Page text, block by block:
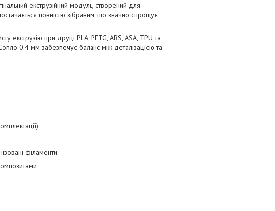
екструзійний модуль, створений для
повністю зібраним, що значно спрощує
екструзію при друці PLA, PETG, ABS, ASA, TPU та
0.4 мм забезпечує баланс між деталізацією та
філаменти